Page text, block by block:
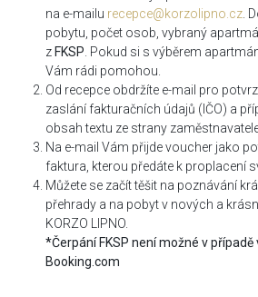
na e-mailu recepce@korzolipno.cz .
pobytu, počet osob, vybraný
z FKSP . Pokud si s výběrem
Vám rádi pomohou.
Od recepce obdržíte e-mail pro
zaslání fakturačních údajů (IČO) a
obsah textu ze strany
Na e-mail Vám přijde voucher jako
faktura, kterou předáte k proplacení
Můžete se začít těšit na poznávání
přehrady a na pobyt v nových a
KORZO LIPNO.
*Čerpání FKSP není možné v
Booking.com